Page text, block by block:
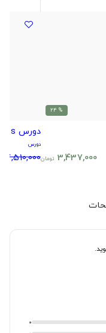
% 24
3,437,000 تومان
دورس The Beatles
دورس
4,510,000
0